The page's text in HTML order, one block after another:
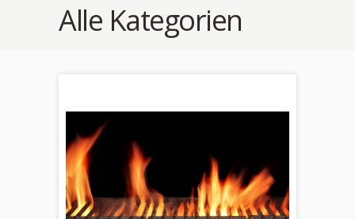
Alle Kategorien